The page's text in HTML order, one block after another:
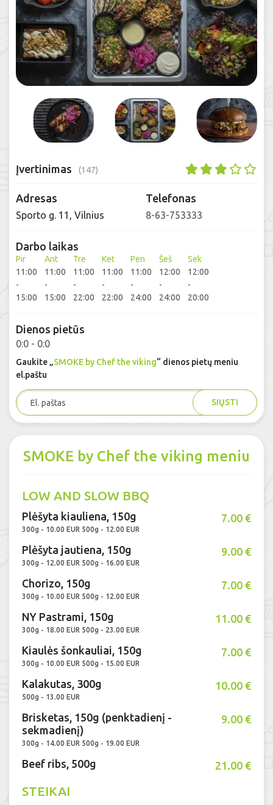
Įvertinimas (147)
Adresas
Sporto g. 11, Vilnius
Telefonas
8-63-753333
Darbo laikas
Pir
11:00
-
15:00
Ant
11:00
-
15:00
Tre
11:00
-
22:00
Ket
11:00
-
22:00
Pen
11:00
-
24:00
Šeš
12:00
-
24:00
Sek
12:00
-
20:00
Dienos pietūs
0:0 - 0:0
Gaukite „SMOKE by Chef the viking“ dienos pietų meniu
el.paštu
SIŲSTI
SMOKE by Chef the viking meniu
LOW AND SLOW BBQ
Plėšyta kiauliena, 150g
300g - 10.00 EUR 500g - 12.00 EUR
7.00 €
Plėšyta jautiena, 150g
300g - 12.00 EUR 500g - 16.00 EUR
9.00 €
Chorizo, 150g
300g - 10.00 EUR 500g - 12.00 EUR
7.00 €
NY Pastrami, 150g
300g - 18.00 EUR 500g - 23.00 EUR
11.00 €
Kiaulės šonkauliai, 150g
300g - 10.00 EUR 500g - 15.00 EUR
7.00 €
Kalakutas, 300g
500g - 13.00 EUR
10.00 €
Brisketas, 150g (penktadienį -
sekmadienį)
300g - 14.00 EUR 500g - 19.00 EUR
9.00 €
Beef ribs, 500g 21.00 €
STEIKAI